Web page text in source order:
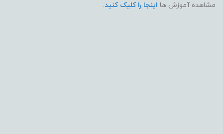
مشاهده آموزش ها اینجا را کلیک کنید.